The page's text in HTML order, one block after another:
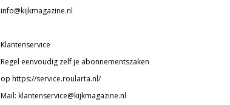
info@kijkmagazine.nl
Klantenservice
Regel eenvoudig zelf je abonnementszaken
op https://service.roularta.nl/
Mail: klantenservice@kijkmagazine.nl